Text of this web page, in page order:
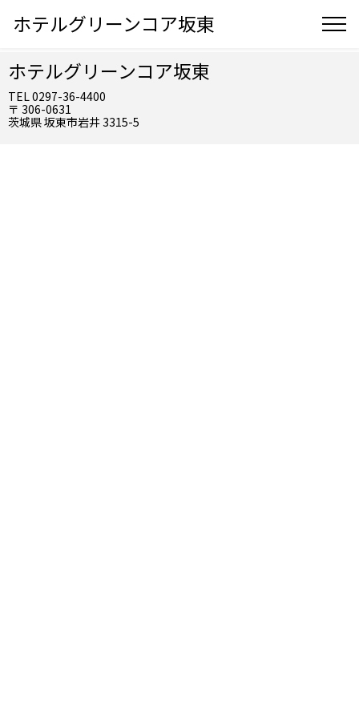
ホテルグリーンコア坂東
ホテルグリーンコア坂東
TEL 0297-36-4400
〒 306-0631
茨城県 坂東市岩井 3315-5